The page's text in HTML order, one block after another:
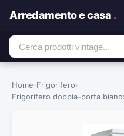
Arredamento e casa .
Home›Frigorifero›
Frigorifero doppia-porta